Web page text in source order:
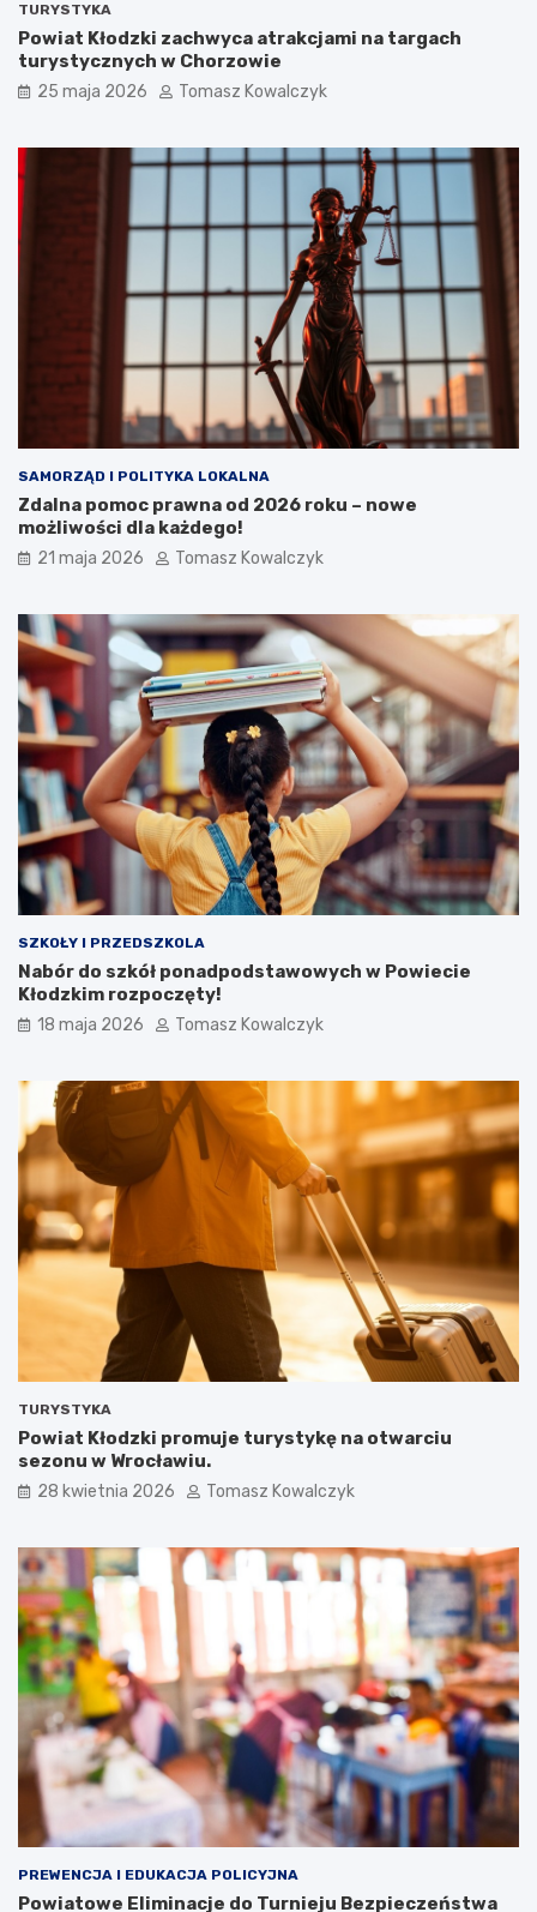
TURYSTYKA
Powiat Kłodzki zachwyca atrakcjami na targach
turystycznych w Chorzowie
25 maja 2026 Tomasz Kowalczyk
SAMORZĄD I POLITYKA LOKALNA
Zdalna pomoc prawna od 2026 roku – nowe
możliwości dla każdego!
21 maja 2026 Tomasz Kowalczyk
SZKOŁY I PRZEDSZKOLA
Nabór do szkół ponadpodstawowych w Powiecie
Kłodzkim rozpoczęty!
18 maja 2026 Tomasz Kowalczyk
TURYSTYKA
Powiat Kłodzki promuje turystykę na otwarciu
sezonu w Wrocławiu.
28 kwietnia 2026 Tomasz Kowalczyk
PREWENCJA I EDUKACJA POLICYJNA
Powiatowe Eliminacje do Turnieju Bezpieczeństwa